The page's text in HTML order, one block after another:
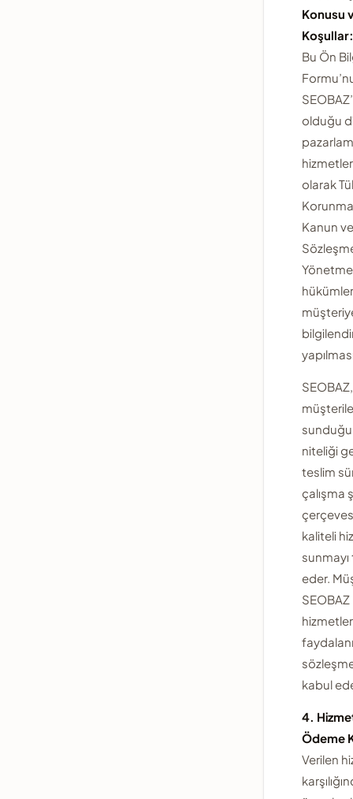
Konusu
Koşullar:
Bu Ön
olduğu
olarak
Kanun
SEOBAZ,
niteliği
teslim
çalışma
kaliteli
eder.
SEOBAZ
kabul
4.
Ödeme
Verilen